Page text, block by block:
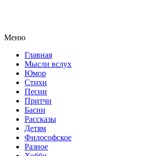
Меню
Главная
Мысли вслух
Юмор
Стихи
Песни
Притчи
Басни
Рассказы
Детям
Философское
Разное